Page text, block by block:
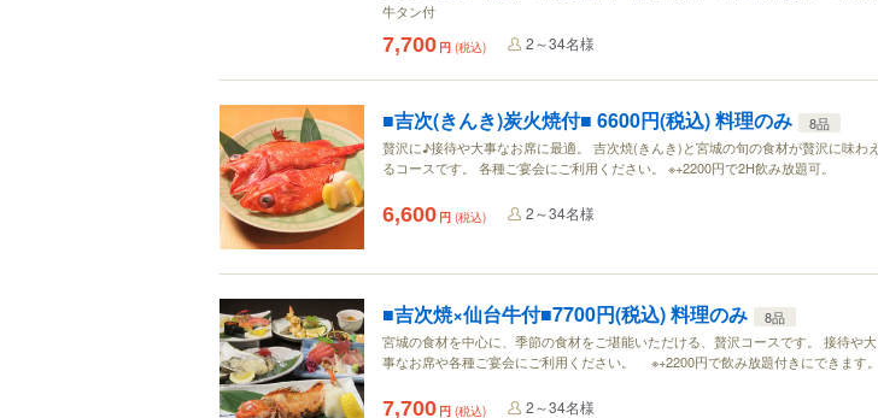
牛タン付
7,700 円 (税込) 2～34名様
■吉次(きんき)炭火焼付■ 6600円(税込) 料理のみ
8品
贅沢に♪接待や大事なお席に最適。 吉次焼(きんき)と宮城の旬の食材が贅沢に味わえ
るコースです。 各種ご宴会にご利用ください。 ※+2200円で2H飲み放題可。
6,600 円 (税込) 2～34名様
■吉次焼×仙台牛付■7700円(税込) 料理のみ
8品
宮城の食材を中心に、季節の食材をご堪能いただける、贅沢コースです。 接待や大
事なお席や各種ご宴会にご利用ください。 ※+2200円で飲み放題付きにできます。
7,700 円 (税込) 2～34名様